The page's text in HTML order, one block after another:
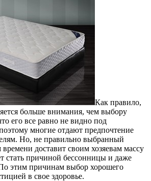
Как правило,
больше внимания, чем выбору
его все равно не видно под
многие отдают предпочтение
Но, не правильно выбранный
доставит своим хозяевам массу
стать причиной бессонницы и даже
этим причинам выбор хорошего
в свое здоровье.